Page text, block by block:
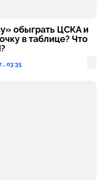
обыграть ЦСКА и
в таблице? Что
03:35